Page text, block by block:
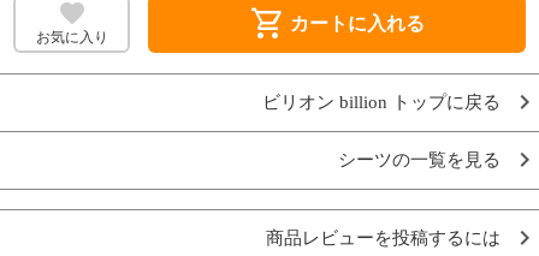
お気に入り shopping_cart カートに入れる
ビリオン billion トップに戻る
シーツの一覧を見る
商品レビューを投稿するには